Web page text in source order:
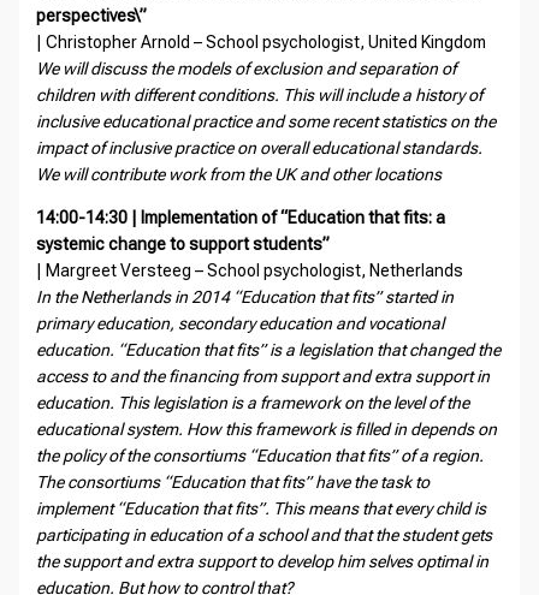
perspectives\”
| Christopher Arnold – School psychologist, United Kingdom
We will discuss the models of exclusion and separation of
children with different conditions. This will include a history of
inclusive educational practice and some recent statistics on the
impact of inclusive practice on overall educational standards.
We will contribute work from the UK and other locations
14:00-14:30 | Implementation of “Education that fits: a
systemic change to support students”
| Margreet Versteeg – School psychologist, Netherlands
In the Netherlands in 2014 “Education that fits” started in
primary education, secondary education and vocational
education. “Education that fits” is a legislation that changed the
access to and the financing from support and extra support in
education. This legislation is a framework on the level of the
educational system. How this framework is filled in depends on
the policy of the consortiums “Education that fits” of a region.
The consortiums “Education that fits” have the task to
implement “Education that fits”. This means that every child is
participating in education of a school and that the student gets
the support and extra support to develop him selves optimal in
education. But how to control that?